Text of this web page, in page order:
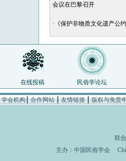
会议在巴黎召开
· 《保护非物质文化遗产公
在线投稿 民俗学论坛
学会机构┃合作网站┃友情链接┃版权与免责
联
主办： 中国民俗学会